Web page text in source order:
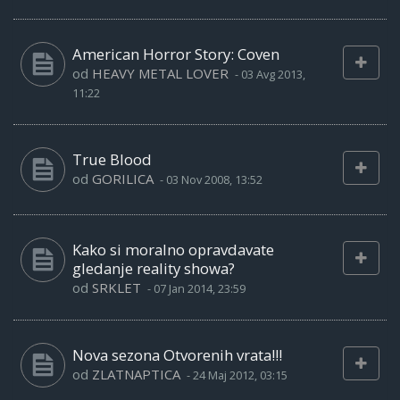
American Horror Story: Coven
od HEAVY METAL LOVER - 03 Avg 2013,
11:22
True Blood
od GORILICA - 03 Nov 2008, 13:52
Kako si moralno opravdavate
gledanje reality showa?
od SRKLET - 07 Jan 2014, 23:59
Nova sezona Otvorenih vrata!!!
od ZLATNAPTICA -24 Maj 2012, 03:15